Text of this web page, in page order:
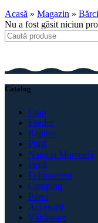
Acasă » Magazin » Bărci
Nu a fost găsit niciun
Catalog
Crap
Feeder
Răpitor
Plută
Nadă și Momeală
Iarnă
Echipament
Camping
Bărci
Accesorii
Vânătoare